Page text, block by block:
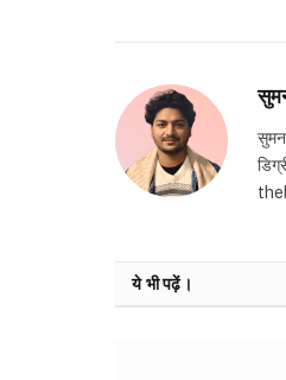
सुमन
ये भी पढ़ें।